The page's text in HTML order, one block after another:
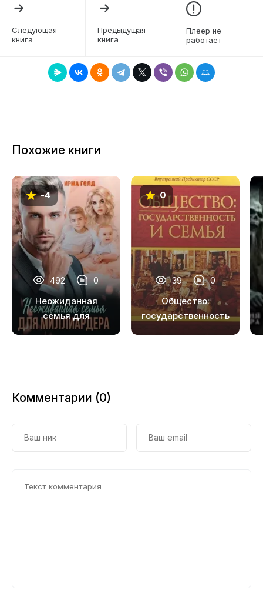
Следующая
книга
Предыдущая
книга
Плеер не
работает
Похожие книги
-4
492 0
Неожиданная
семья для
миллиардера
0
39 0
Общество:
государственность
Комментарии (0)